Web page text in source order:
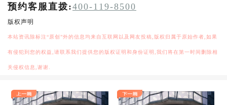
预约客服直拨:400-119-8500
版权声明
本站资讯除标注“原创”外的信息均来自互联网以及网友投稿,版权归属于原始作者,如果
有侵犯到您的权益,请联系我们提供您的版权证明和身份证明,我们将在第一时间删除相
关侵权信息,谢谢.